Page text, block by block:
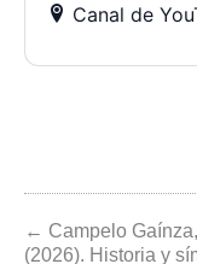
Canal de
← Campelo
(2026). Historia y